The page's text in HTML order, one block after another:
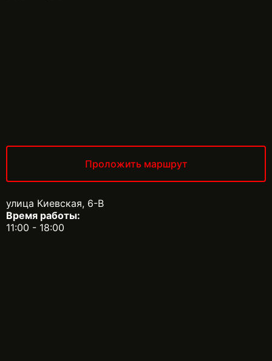
Проложить маршрут
улица Киевская, 6-В
Время работы:
11:00 - 18:00